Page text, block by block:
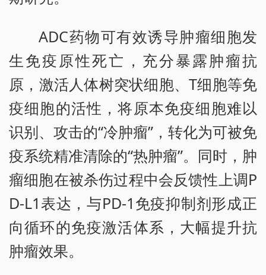
ADC药物可有效诱导肿瘤细胞发
生免疫原性死亡，充分暴露肿瘤抗
原，激活人体树突状细胞、T细胞等免
疫细胞的活性，将原本免疫细胞难以
识别、攻击的“冷肿瘤”，转化为可被免
疫系统精准清除的“热肿瘤”。同时，肿
瘤细胞在被杀伤过程中会反馈性上调P
D-L1表达，与PD-1免疫抑制剂形成正
向循环的免疫激活体系，大幅提升抗
肿瘤效果。